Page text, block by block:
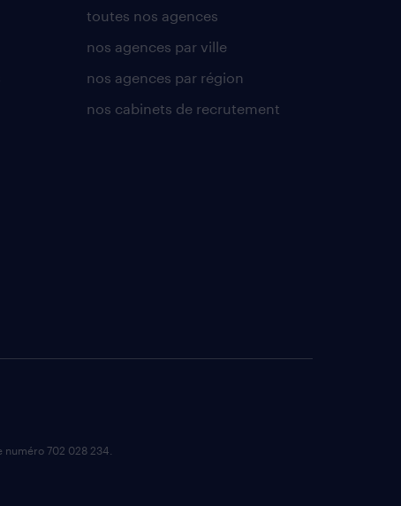
toutes nos agences
nos agences par ville
nos agences par région
nos cabinets de recrutement
702 028 234.